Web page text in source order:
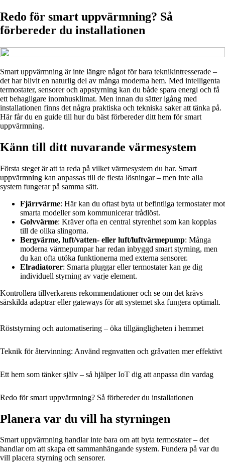
Redo för smart uppvärmning? Så
förbereder du installationen
Smart uppvärmning är inte längre något för bara teknikintresserade –
det har blivit en naturlig del av många moderna hem. Med intelligenta
termostater, sensorer och appstyrning kan du både spara energi och få
ett behagligare inomhusklimat. Men innan du sätter igång med
installationen finns det några praktiska och tekniska saker att tänka på.
Här får du en guide till hur du bäst förbereder ditt hem för smart
uppvärmning.
Känn till ditt nuvarande värmesystem
Första steget är att ta reda på vilket värmesystem du har. Smart
uppvärmning kan anpassas till de flesta lösningar – men inte alla
system fungerar på samma sätt.
Fjärrvärme: Här kan du oftast byta ut befintliga termostater mot
smarta modeller som kommunicerar trådlöst.
Golvvärme: Kräver ofta en central styrenhet som kan kopplas
till de olika slingorna.
Bergvärme, luft/vatten- eller luft/luftvärmepump: Många
moderna värmepumpar har redan inbyggd smart styrning, men
du kan ofta utöka funktionerna med externa sensorer.
Elradiatorer: Smarta pluggar eller termostater kan ge dig
individuell styrning av varje element.
Kontrollera tillverkarens rekommendationer och se om det krävs
särskilda adaptrar eller gateways för att systemet ska fungera optimalt.
Röststyrning och automatisering – öka tillgängligheten i hemmet
Teknik för återvinning: Använd regnvatten och gråvatten mer effektivt
Ett hem som tänker själv – så hjälper IoT dig att anpassa din vardag
Redo för smart uppvärmning? Så förbereder du installationen
Planera var du vill ha styrningen
Smart uppvärmning handlar inte bara om att byta termostater – det
handlar om att skapa ett sammanhängande system. Fundera på var du
vill placera styrning och sensorer.